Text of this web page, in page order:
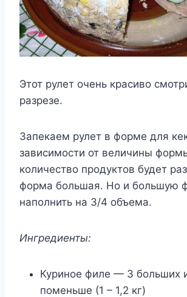
Этот рулет очень красиво
разрезе.
Запекаем рулет в форме для
зависимости от величины
количество продуктов будет
форма большая. Но и большую
наполнить на 3/4 объема.
Ингредиенты:
Куриное филе — 3 больших
поменьше (1 – 1,2 кг)